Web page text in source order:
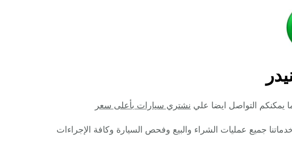
يمكنكم التواصل ايضا علي نشتري سيارات بأعلى سعر
جميع عمليات الشراء والبيع وفحص السيارة وكافة الإجراءات